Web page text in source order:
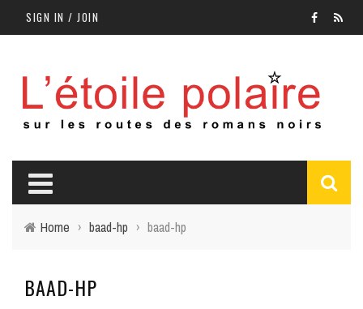
SIGN IN / JOIN
Home › baad-hp › baad-hp
BAAD-HP